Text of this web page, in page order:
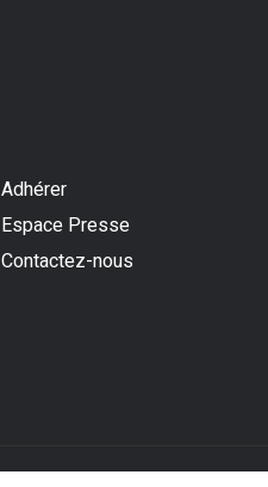
Adhérer
Espace Presse
Contactez-nous